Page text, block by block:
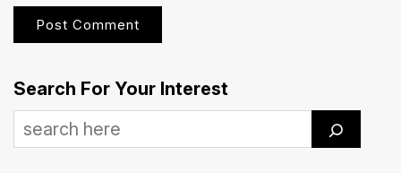
Search For Your Interest